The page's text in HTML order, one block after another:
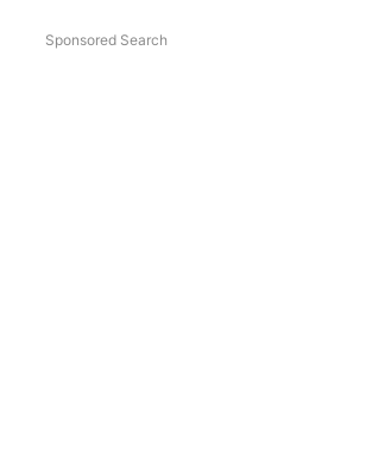
Sponsored Search